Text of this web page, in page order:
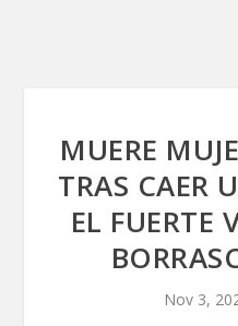
MUERE
TRAS CAER
EL FUERTE
Nov 3,